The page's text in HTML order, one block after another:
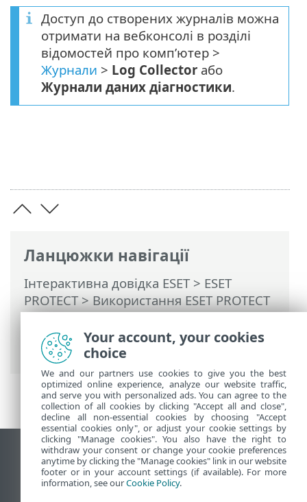
Ланцюжки навігації
Інтерактивна довідка ESET> ESET
PROTECT>Використання ESET PROTECT
>ESET PROTECT Головне меню>
Завдання >Завдання клієнта>
Діагностичні дані
Доступ до створених журналів можна
отримати на вебконсолі в розділі
відомостей про комп’ютер >
Журнали > Log Collector або
Журнали даних діагностики.
Переглянути повну версію
End of Life
База знань ESET
Your account, your cookies
choice
We and our partners use cookies to give you the best
optimized online experience, analyze our website traffic,
and serve you with personalized ads. You can agree to the
collection of all cookies by clicking "Accept all and close",
decline all non-essential cookies by choosing "Accept
essential cookies only", or adjust your cookie settings by
clicking "Manage cookies". You also have the right to
withdraw your consent or change your cookie preferences
anytime by clicking the "Manage cookies" link in our website
footer or in your account settings (if available). For more
information, see ourCookie Policy.